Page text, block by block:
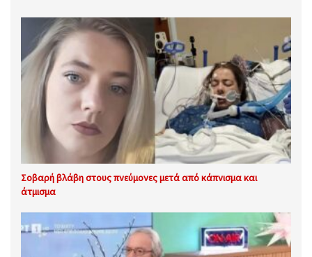
Σοβαρή βλάβη στους πνεύμονες μετά από κάπνισμα και
άτμισμα